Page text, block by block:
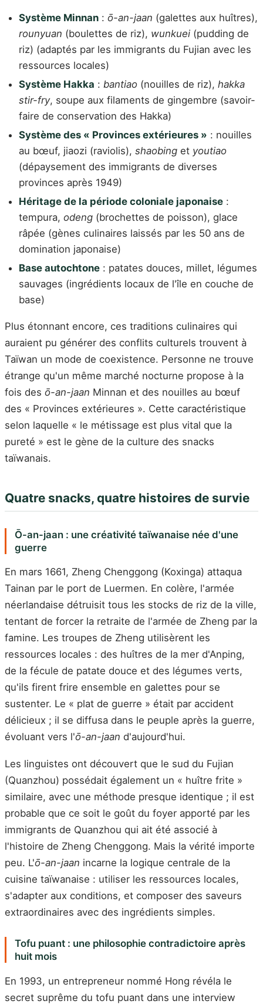
Système Minnan : ō-an-jaan (galettes aux huîtres),
rounyuan (boulettes de riz), wunkuei (pudding de
riz) (adaptés par les immigrants du Fujian avec les
ressources locales)
Système Hakka : bantiao (nouilles de riz), hakka
stir-fry, soupe aux filaments de gingembre (savoir-
faire de conservation des Hakka)
Système des « Provinces extérieures » : nouilles
au bœuf, jiaozi (raviolis), shaobing et youtiao
(dépaysement des immigrants de diverses
provinces après 1949)
Héritage de la période coloniale japonaise :
tempura, odeng (brochettes de poisson), glace
râpée (gènes culinaires laissés par les 50 ans de
domination japonaise)
Base autochtone : patates douces, millet, légumes
sauvages (ingrédients locaux de l'île en couche de
base)
Plus étonnant encore, ces traditions culinaires qui
auraient pu générer des conflits culturels trouvent à
Taïwan un mode de coexistence. Personne ne trouve
étrange qu'un même marché nocturne propose à la
fois des ō-an-jaan Minnan et des nouilles au bœuf
des « Provinces extérieures ». Cette caractéristique
selon laquelle « le métissage est plus vital que la
pureté » est le gène de la culture des snacks
taïwanais.
Quatre snacks, quatre histoires de survie
Ō-an-jaan : une créativité taïwanaise née d'une
guerre
En mars 1661, Zheng Chenggong (Koxinga) attaqua
Tainan par le port de Luermen. En colère, l'armée
néerlandaise détruisit tous les stocks de riz de la ville,
tentant de forcer la retraite de l'armée de Zheng par la
famine. Les troupes de Zheng utilisèrent les
ressources locales : des huîtres de la mer d'Anping,
de la fécule de patate douce et des légumes verts,
qu'ils firent frire ensemble en galettes pour se
sustenter. Le « plat de guerre » était par accident
délicieux ; il se diffusa dans le peuple après la guerre,
évoluant vers l'ō-an-jaan d'aujourd'hui.
Les linguistes ont découvert que le sud du Fujian
(Quanzhou) possédait également un « huître frite »
similaire, avec une méthode presque identique ; il est
probable que ce soit le goût du foyer apporté par les
immigrants de Quanzhou qui ait été associé à
l'histoire de Zheng Chenggong. Mais la vérité importe
peu. L'ō-an-jaan incarne la logique centrale de la
cuisine taïwanaise : utiliser les ressources locales,
s'adapter aux conditions, et composer des saveurs
extraordinaires avec des ingrédients simples.
Tofu puant : une philosophie contradictoire après
huit mois
En 1993, un entrepreneur nommé Hong révéla le
secret suprême du tofu puant dans une interview